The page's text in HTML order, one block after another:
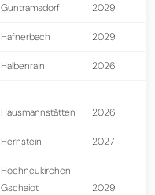
Guntramsdorf 2029
Hafnerbach 2029
Halbenrain 2026
Hausmannstätten 2026
Hernstein 2027
Hochneukirchen-
Gschaidt
2029